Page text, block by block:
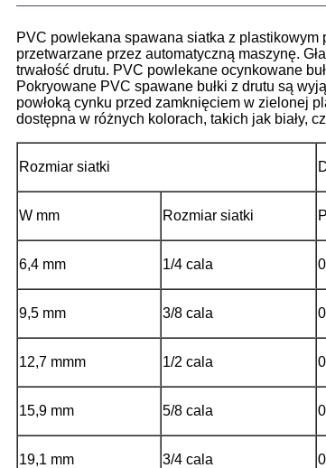
PVC powlekana spawana siatka z
przetwarzane przez automatyczną maszynę.
trwałość drutu. PVC powlekane ocynkowane
Pokryowane PVC spawane bułki z drutu są
powłoką cynku przed zamknięciem w zielonej
dostępna w różnych kolorach, takich jak biały,
Rozmiar siatki
W mm Rozmiar siatki
6,4 mm 1/4 cala
9,5 mm 3/8 cala
12,7 mmm 1/2 cala
15,9 mm 5/8 cala
19,1 mm 3/4 cala